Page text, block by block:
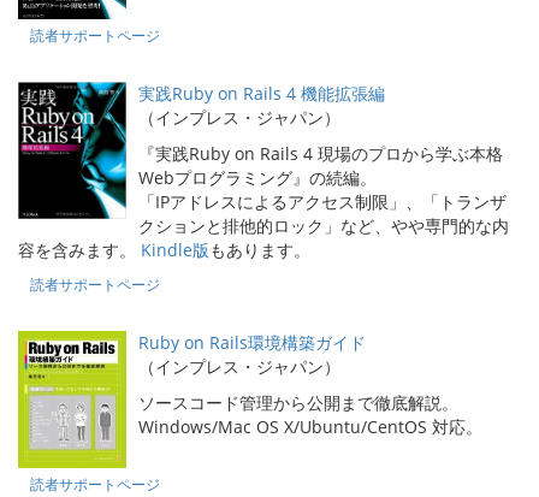
読者サポートページ
実践Ruby on Rails 4 機能拡張編
（インプレス・ジャパン）
『実践Ruby on Rails 4 現場のプロから学ぶ本格
Webプログラミング』の続編。
「IPアドレスによるアクセス制限」、「トランザ
クションと排他的ロック」など、やや専門的な内
容を含みます。 Kindle版もあります。
読者サポートページ
Ruby on Rails環境構築ガイド
（インプレス・ジャパン）
ソースコード管理から公開まで徹底解説。
Windows/Mac OS X/Ubuntu/CentOS 対応。
読者サポートページ